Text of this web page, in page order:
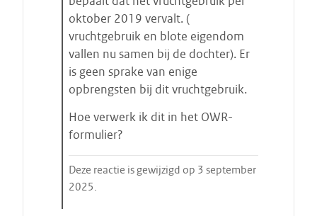
oktober 2019 vervalt. (
vruchtgebruik en blote eigendom
vallen nu samen bij de dochter). Er
is geen sprake van enige
opbrengsten bij dit vruchtgebruik.
Hoe verwerk ik dit in het OWR-
formulier?
Deze reactie is gewijzigd op 3 september
2025.